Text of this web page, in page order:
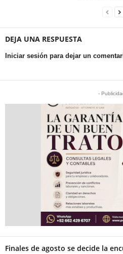
DEJA UNA RESPUESTA
Iniciar sesión para dejar un
-
Finales de agosto se decide la